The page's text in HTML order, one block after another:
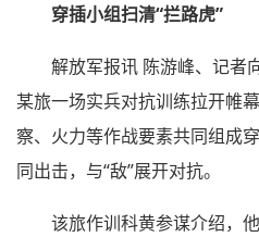
穿插小组扫清“拦路虎”
解放军报讯 陈游峰、记者
某旅一场实兵对抗训练拉开帷
察、火力等作战要素共同组成
同出击，与“敌”展开对抗。
该旅作训科黄参谋介绍，